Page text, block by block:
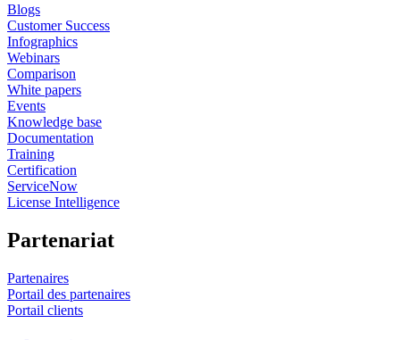
Blogs
Customer Success
Infographics
Webinars
Comparison
White papers
Events
Knowledge base
Documentation
Training
Certification
ServiceNow
License Intelligence
Partenariat
Partenaires
Portail des partenaires
Portail clients